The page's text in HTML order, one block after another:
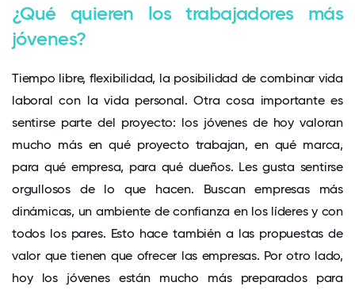
¿Qué quieren los trabajadores más
jóvenes?
Tiempo libre, flexibilidad, la posibilidad de combinar vida
laboral con la vida personal. Otra cosa importante es
sentirse parte del proyecto: los jóvenes de hoy valoran
mucho más en qué proyecto trabajan, en qué marca,
para qué empresa, para qué dueños. Les gusta sentirse
orgullosos de lo que hacen. Buscan empresas más
dinámicas, un ambiente de confianza en los líderes y con
todos los pares. Esto hace también a las propuestas de
valor que tienen que ofrecer las empresas. Por otro lado,
hoy los jóvenes están mucho más preparados para